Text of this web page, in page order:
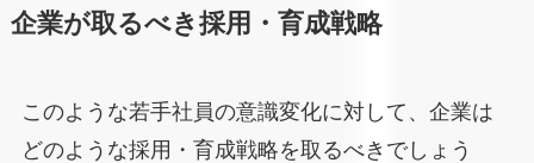
企業が取るべき採用・育成戦略
このような若手社員の意識変化に対して、企業は
どのような採用・育成戦略を取るべきでしょう